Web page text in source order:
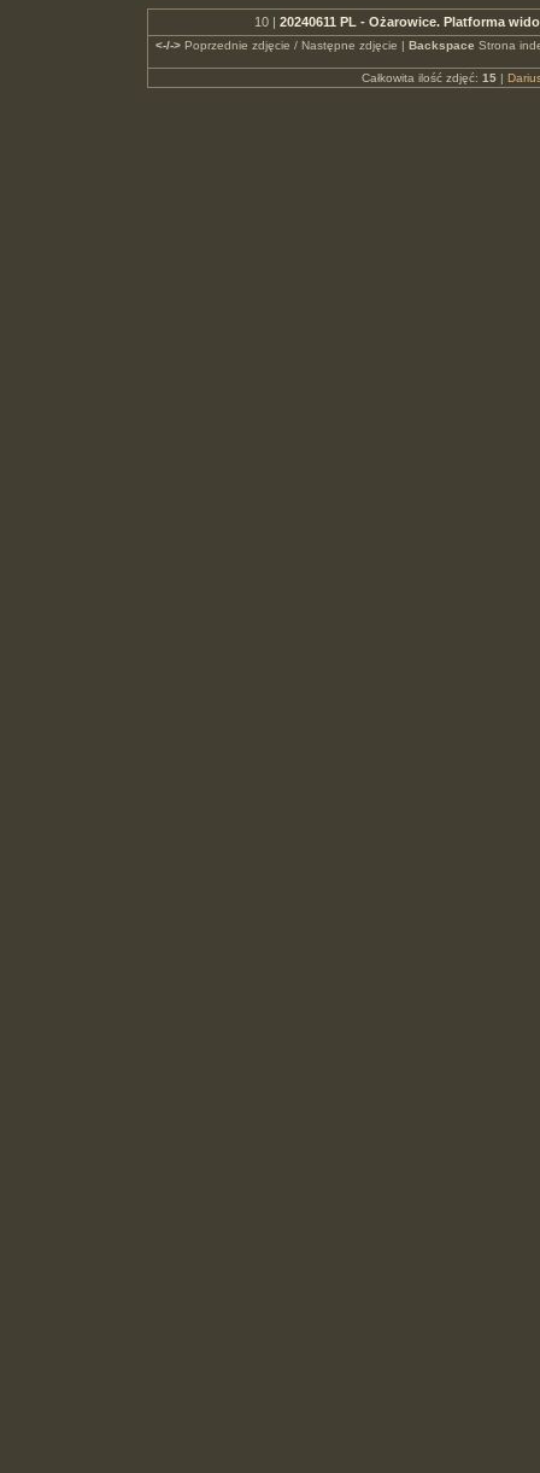
10 | 20240611 PL - Ożarowice. Platforma
<-/->Poprzednie zdjęcie / Następne zdjęcie | Backspace Strona
Całkowita ilość zdjęć: 15|